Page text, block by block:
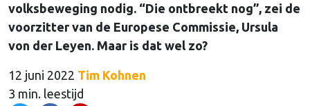
volksbeweging nodig. “Die ontbreekt nog”, zei de
voorzitter van de Europese Commissie, Ursula
von der Leyen. Maar is dat wel zo?
12 juni 2022 Tim Kohnen
3 min. leestijd